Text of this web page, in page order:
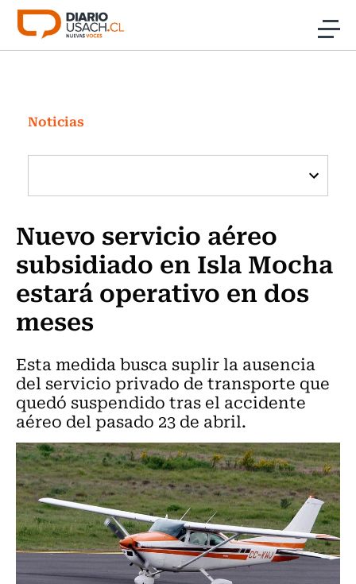
Click acá para ir directamente al contenido
Investigación
Cultura
Programas Radio y TV Usach
Noticias
Nuevo servicio aéreo
subsidiado en Isla Mocha
estará operativo en dos
meses
Esta medida busca suplir la ausencia
del servicio privado de transporte que
quedó suspendido tras el accidente
aéreo del pasado 23 de abril.